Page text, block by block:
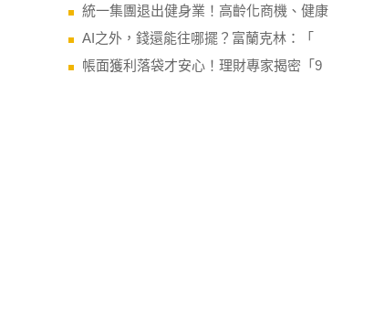
統一集團退出健身業！高齡化商機、健康
AI之外，錢還能往哪擺？富蘭克林：「
帳面獲利落袋才安心！理財專家揭密「9